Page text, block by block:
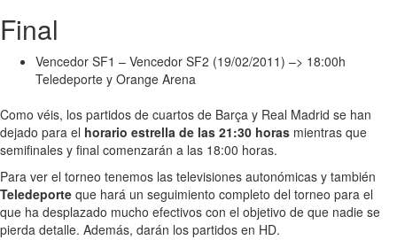
Final
Vencedor SF1 – Vencedor SF2 (19/02/2011) –> 18:00h
Teledeporte y Orange Arena
Como véis, los partidos de cuartos de Barça y Real Madrid se han
dejado para el horario estrella de las 21:30 horas mientras que
semifinales y final comenzarán a las 18:00 horas.
Para ver el torneo tenemos las televisiones autonómicas y también
Teledeporte que hará un seguimiento completo del torneo para el
que ha desplazado mucho efectivos con el objetivo de que nadie se
pierda detalle. Además, darán los partidos en HD.